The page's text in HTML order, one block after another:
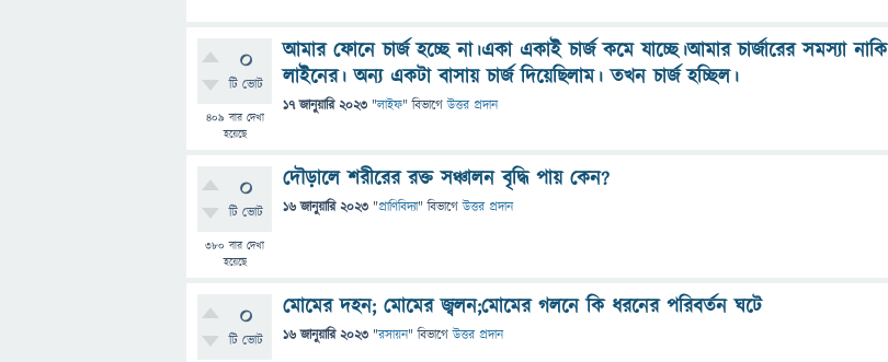
0
টি ভোট
409 বার দেখা
হয়েছে
আমার ফোনে চার্জ হচ্ছে না।একা একাই চার্জ কমে যাচ্ছে।আমার চার্জারের সমস্যা নাকি
লাইনের। অন্য একটা বাসায় চার্জ দিয়েছিলাম। তখন চার্জ হচ্ছিল।
17 জানুয়ারি 2023 "লাইফ" বিভাগে উত্তর প্রদান
0
টি ভোট
380 বার দেখা
হয়েছে
দৌড়ালে শরীরের রক্ত সঞ্চালন বৃদ্ধি পায় কেন?
16 জানুয়ারি 2023 "প্রাণিবিদ্যা" বিভাগে উত্তর প্রদান
0
টি ভোট
মোমের দহন; মোমের জ্বলন;মোমের গলনে কি ধরনের পরিবর্তন ঘটে
16 জানুয়ারি 2023 "রসায়ন" বিভাগে উত্তর প্রদান